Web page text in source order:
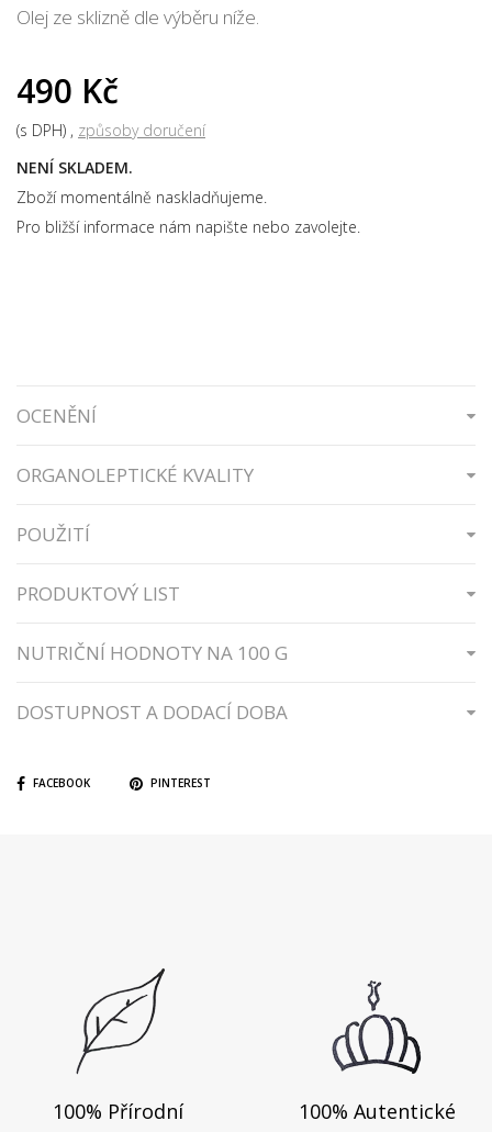
Olej ze sklizně dle výběru níže.
490 Kč
(s DPH)
způsoby doručení
NENÍ SKLADEM.
Zboží momentálně naskladňujeme.
Pro bližší informace nám napište nebo zavolejte.
OCENĚNÍ
ORGANOLEPTICKÉ KVALITY
POUŽITÍ
PRODUKTOVÝ LIST
NUTRIČNÍ HODNOTY NA 100 G
DOSTUPNOST A DODACÍ DOBA
FACEBOOK PINTEREST
100% Přírodní 100% Autentické